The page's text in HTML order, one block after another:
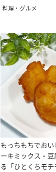
料理・グルメ
もっちもちでお
ーキミックス・豆
る「ひとくちモチ